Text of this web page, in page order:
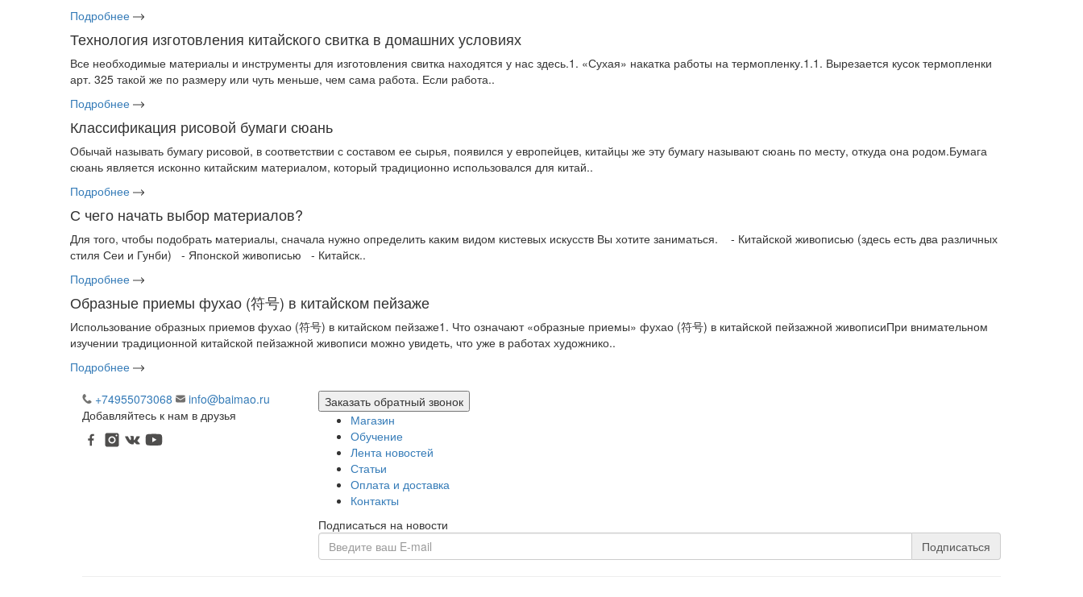
Подробнее
Технология изготовления китайского свитка в домашних условиях
Все необходимые материалы и инструменты для изготовления свитка находятся у нас здесь.1. «Сухая» накатка работы на термопленку.1.1. Вырезается кусок термопленки
арт. 325 такой же по размеру или чуть меньше, чем сама работа. Если работа..
Подробнее
Классификация рисовой бумаги сюань
Обычай называть бумагу рисовой, в соответствии с составом ее сырья, появился у европейцев, китайцы же эту бумагу называют сюань по месту, откуда она родом.Бумага
сюань является исконно китайским материалом, который традиционно использовался для китай..
Подробнее
С чего начать выбор материалов?
Для того, чтобы подобрать материалы, сначала нужно определить каким видом кистевых искусств Вы хотите заниматься. - Китайской живописью (здесь есть два различных
стиля Сеи и Гунби) - Японской живописью - Китайск..
Подробнее
Образные приемы фухао (符号) в китайском пейзаже
Использование образных приемов фухао (符号) в китайском пейзаже1. Что означают «образные приемы» фухао (符号) в китайской пейзажной живописиПри внимательном
изучении традиционной китайской пейзажной живописи можно увидеть, что уже в работах художнико..
Подробнее
+74955073068
info@baimao.ru
Добавляйтесь к нам в друзья
Заказать обратный звонок
Магазин
Обучение
Лента новостей
Статьи
Оплата и доставка
Контакты
Подписаться на новости
Подписаться